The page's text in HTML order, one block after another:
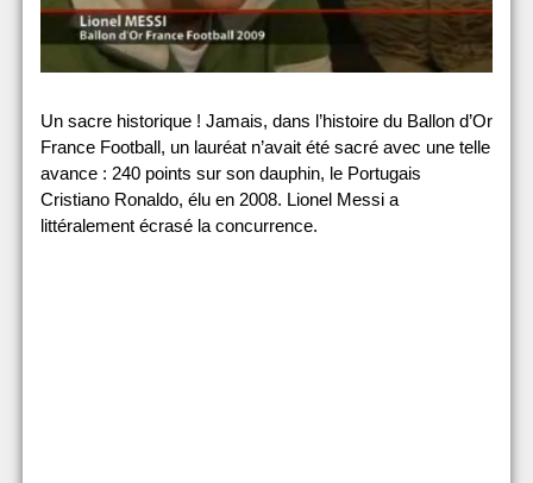
Un sacre historique ! Jamais, dans l’histoire du Ballon d’Or
France Football, un lauréat n’avait été sacré avec une telle
avance : 240 points sur son dauphin, le Portugais
Cristiano Ronaldo, élu en 2008. Lionel Messi a
littéralement écrasé la concurrence.